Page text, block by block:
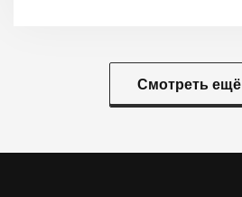
Смотреть ещё